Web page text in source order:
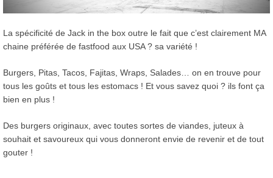
La spécificité de Jack in the box outre le fait que c’est clairement MA
chaine préférée de fastfood aux USA ? sa variété !
Burgers, Pitas, Tacos, Fajitas, Wraps, Salades… on en trouve pour
tous les goûts et tous les estomacs ! Et vous savez quoi ? ils font ça
bien en plus !
Des burgers originaux, avec toutes sortes de viandes, juteux à
souhait et savoureux qui vous donneront envie de revenir et de tout
gouter !